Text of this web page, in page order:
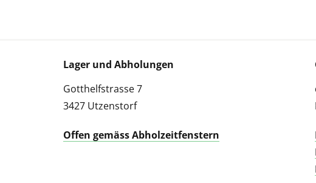
Lager und Abholungen
Gotthelfstrasse 7
3427 Utzenstorf
Offen gemäss Abholzeitfenstern